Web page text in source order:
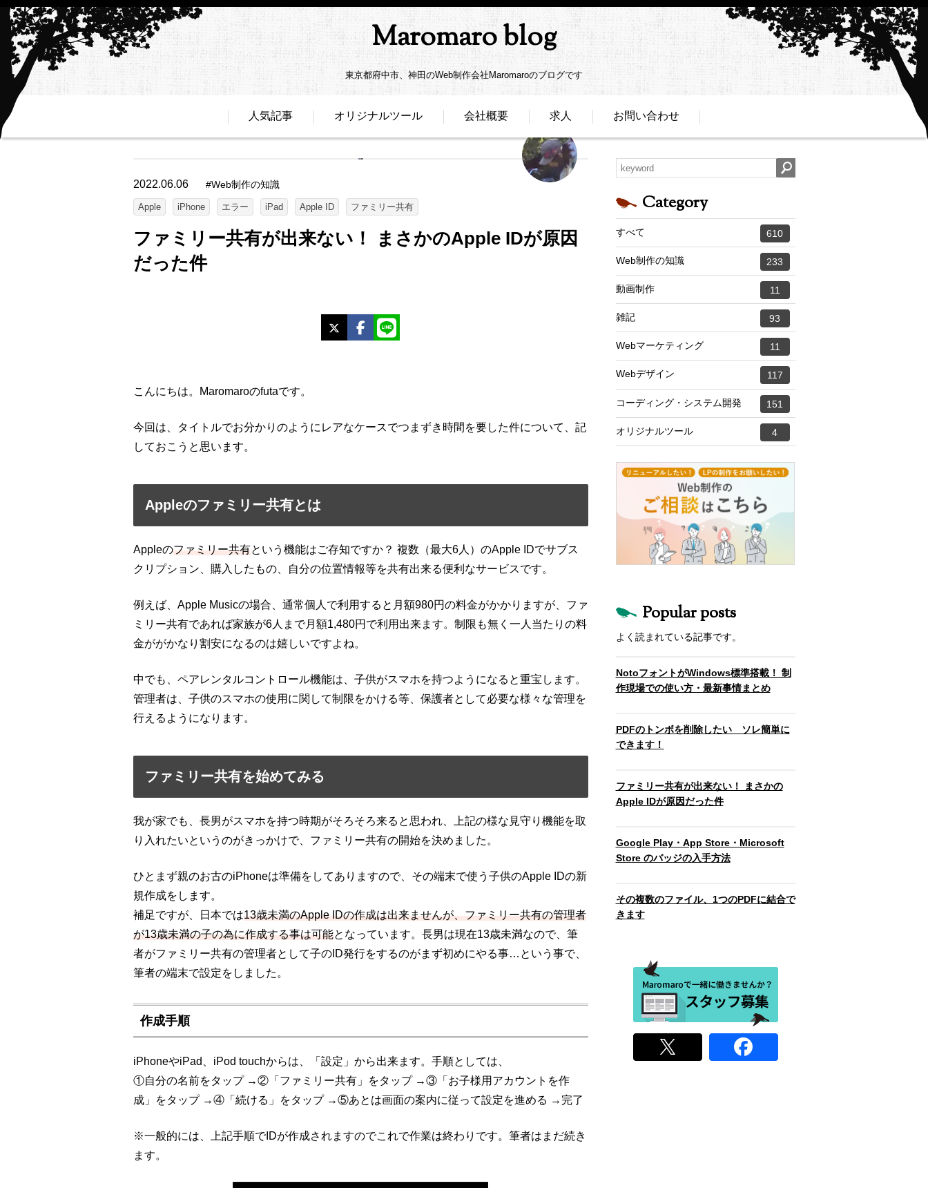
Maromaro blog
東京都府中市、神田のWeb制作会社Maromaroのブログです
人気記事 オリジナルツール 会社概要 求人 お問い合わせ
2022.06.06 #Web制作の知識
Apple iPhone エラー iPad Apple ID ファミリー共有
ファミリー共有が出来ない！ まさかのApple IDが原因
だった件
Facebook
こんにちは。Maromaroのfutaです。
今回は、タイトルでお分かりのようにレアなケースでつまずき時間を要した件について、記
しておこうと思います。
Appleのファミリー共有とは
Appleのファミリー共有という機能はご存知ですか？ 複数（最大6人）のApple IDでサブス
クリプション、購入したもの、自分の位置情報等を共有出来る便利なサービスです。
例えば、Apple Musicの場合、通常個人で利用すると月額980円の料金がかかりますが、ファ
ミリー共有であれば家族が6人まで月額1,480円で利用出来ます。制限も無く一人当たりの料
金ががかなり割安になるのは嬉しいですよね。
中でも、ペアレンタルコントロール機能は、子供がスマホを持つようになると重宝します。
管理者は、子供のスマホの使用に関して制限をかける等、保護者として必要な様々な管理を
行えるようになります。
ファミリー共有を始めてみる
我が家でも、長男がスマホを持つ時期がそろそろ来ると思われ、上記の様な見守り機能を取
り入れたいというのがきっかけで、ファミリー共有の開始を決めました。
ひとまず親のお古のiPhoneは準備をしてありますので、その端末で使う子供のApple IDの新
規作成をします。
補足ですが、日本では13歳未満のApple IDの作成は出来ませんが、ファミリー共有の管理者
が13歳未満の子の為に作成する事は可能となっています。長男は現在13歳未満なので、筆
者がファミリー共有の管理者として子のID発行をするのがまず初めにやる事…という事で、
筆者の端末で設定をしました。
作成手順
iPhoneやiPad、iPod touchからは、「設定」から出来ます。手順としては、
①自分の名前をタップ →②「ファミリー共有」をタップ →③「お子様用アカウントを作
成」をタップ →④「続ける」をタップ →⑤あとは画面の案内に従って設定を進める →完了
※一般的には、上記手順でIDが作成されますのでこれで作業は終わりです。筆者はまだ続き
ます。
Category
すべて 610
Web制作の知識 233
動画制作 11
雑記 93
Webマーケティング 11
Webデザイン 117
コーディング・システム開発 151
オリジナルツール 4
Popular posts
よく読まれている記事です。
NotoフォントがWindows標準搭載！ 制
作現場での使い方・最新事情まとめ
PDFのトンボを削除したい ソレ簡単に
できます！
ファミリー共有が出来ない！ まさかの
Apple IDが原因だった件
Google Play・App Store・Microsoft
Store のバッジの入手方法
その複数のファイル、1つのPDFに結合で
きます